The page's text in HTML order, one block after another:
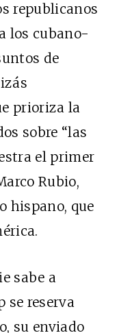
republicanos
los cubano-
de
prioriza la
sobre “las
el primer
Rubio,
hispano, que
sabe a
se reserva
su enviado